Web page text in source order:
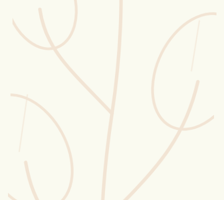
Vogelstimmen
Gartenplaner
Düngeberater
Challenges
Wusstest du?
Sammlungen
Selber machen